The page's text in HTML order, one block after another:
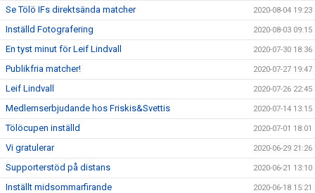
Se Tölö IFs direktsända matcher 2020-08-04 19:23
Inställd Fotografering 2020-08-03 09:15
En tyst minut för Leif Lindvall 2020-07-30 18:36
Publikfria matcher! 2020-07-27 19:47
Leif Lindvall 2020-07-26 22:45
Medlemserbjudande hos Friskis&Svettis 2020-07-14 13:15
Tölöcupen inställd 2020-07-01 18:01
Vi gratulerar 2020-06-29 21:26
Supporterstöd på distans 2020-06-21 13:10
Inställt midsommarfirande 2020-06-18 15:21